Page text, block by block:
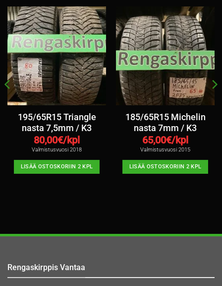
195/65R15 Triangle
nasta 7,5mm / K3
80,00€/kpl
Valmistusvuosi 2018
LISÄÄ OSTOSKORIIN 2 KPL
185/65R15 Michelin
nasta 7mm / K3
65,00€/kpl
Valmistusvuosi 2015
LISÄÄ OSTOSKORIIN 2 KPL
Rengaskirppis Vantaa